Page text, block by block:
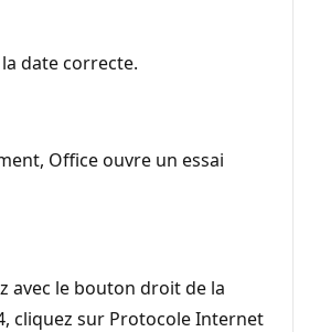
date correcte.
Office ouvre un essai
avec le bouton droit de la
cliquez sur Protocole Internet